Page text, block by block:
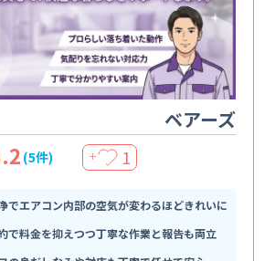
ベアーズ
(5件) ＋ 1
でエアコン内部の空気が変わるほどきれいに
で料金を抑えつつ丁寧な作業と報告も両立